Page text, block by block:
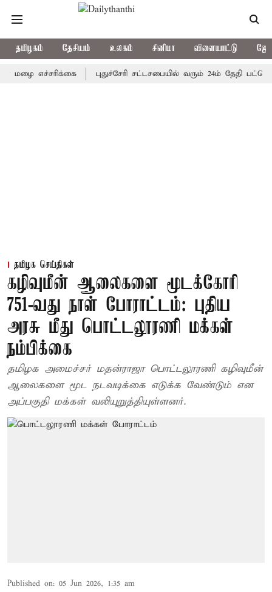
தமிழகம் தேசியம் உலகம் சினிமா விளையாட்டு
எச்சரிக்கை புதுச்சேரி சட்டசபையில் வரும் 24ம் தேதி பட்ஜெட்
தமிழக செய்திகள்
கழிவுமீன் ஆலைகளை மூடக்கோரி
751-வது நாள் போராட்டம்: புதிய
அரசு மீது பொட்டலூரணி மக்கள்
நம்பிக்கை
தமிழக அமைச்சர் மதன்ராஜா பொட்டலூரணி கழிவுமீன்
ஆலைகளை மூட நடவடிக்கை எடுக்க வேண்டும் என
அப்பகுதி மக்கள் வலியுறுத்தியுள்ளனர்.
Published on: 05 Jun 2026, 1:35 am